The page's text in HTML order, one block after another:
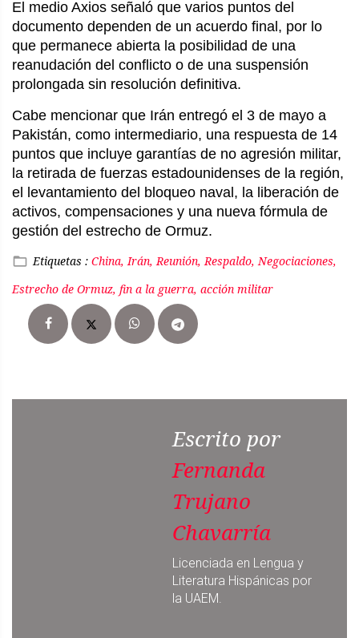
El medio Axios señaló que varios puntos del
documento dependen de un acuerdo final, por lo
que permanece abierta la posibilidad de una
reanudación del conflicto o de una suspensión
prolongada sin resolución definitiva.
Cabe mencionar que Irán entregó el 3 de mayo a
Pakistán, como intermediario, una respuesta de 14
puntos que incluye garantías de no agresión militar,
la retirada de fuerzas estadounidenses de la región,
el levantamiento del bloqueo naval, la liberación de
activos, compensaciones y una nueva fórmula de
gestión del estrecho de Ormuz.
Etiquetas : China, Irán, Reunión, Respaldo, Negociaciones,
Estrecho de Ormuz, fin a la guerra, acción militar
Escrito por
Fernanda
Trujano
Chavarría
Licenciada en Lengua y
Literatura Hispánicas por
la UAEM.